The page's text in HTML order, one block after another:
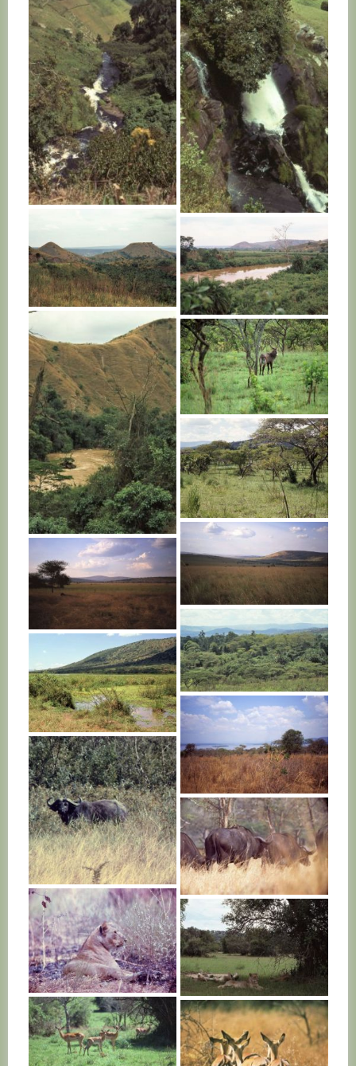
RWANDA
RWANDA
RWANDA
RWANDA
RWANDA
RWANDA
RWANDA
RWANDA
RWANDA
RWANDA RWANDA